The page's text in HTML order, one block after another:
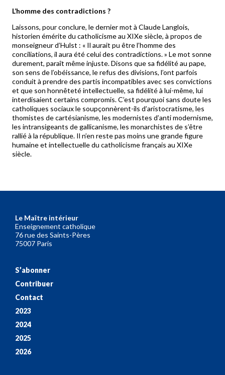
L’homme des contradictions ?
Laissons, pour conclure, le dernier mot à Claude Langlois,
historien émérite du catholicisme au XIXe siècle, à propos de
monseigneur d’Hulst : « Il aurait pu être l’homme des
conciliations, il aura été celui des contradictions. » Le mot sonne
durement, paraît même injuste. Disons que sa fidélité au pape,
son sens de l’obéissance, le refus des divisions, l’ont parfois
conduit à prendre des partis incompatibles avec ses convictions
et que son honnêteté intellectuelle, sa fidélité à lui-même, lui
interdisaient certains compromis. C’est pourquoi sans doute les
catholiques sociaux le soupçonnèrent-ils d’aristocratisme, les
thomistes de cartésianisme, les modernistes d’anti modernisme,
les intransigeants de gallicanisme, les monarchistes de s’être
rallié à la république. Il n’en reste pas moins une grande figure
humaine et intellectuelle du catholicisme français au XIXe
siècle.
Le Maître intérieur
Enseignement catholique
76 rue des Saints-Pères
75007 Paris
S’abonner
Contribuer
Contact
2023
2024
2025
2026